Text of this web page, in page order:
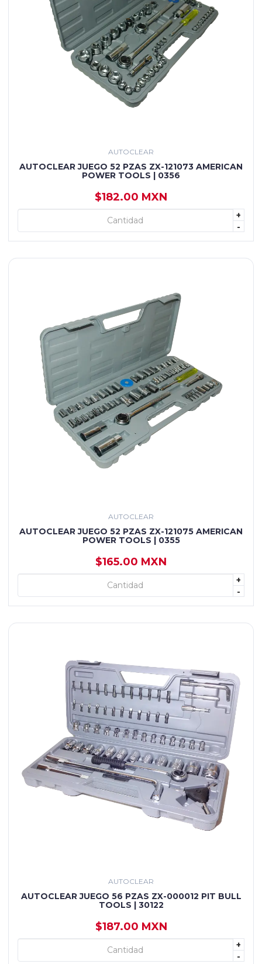
AUTOCLEAR
AUTOCLEAR JUEGO 52 PZAS ZX-121073 AMERICAN
POWER TOOLS | 0356
$182.00 MXN
+
-
+ AGREGAR
AUTOCLEAR
AUTOCLEAR JUEGO 52 PZAS ZX-121075 AMERICAN
POWER TOOLS | 0355
$165.00 MXN
+
-
+ AGREGAR
AUTOCLEAR
AUTOCLEAR JUEGO 56 PZAS ZX-000012 PIT BULL
TOOLS | 30122
$187.00 MXN
+
-
+ AGREGAR